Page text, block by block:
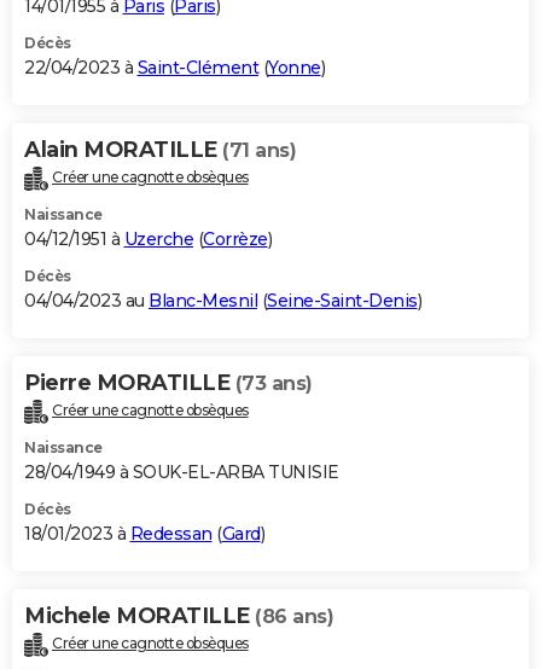
14/01/1955 à Paris (Paris)
Décès
22/04/2023 à Saint-Clément(Yonne)
Alain MORATILLE (71 ans)
Créer une cagnotte obsèques
Naissance
04/12/1951 à Uzerche (Corrèze)
Décès
04/04/2023 au Blanc-Mesnil (Seine-Saint-Denis)
Pierre MORATILLE (73 ans)
Créer une cagnotte obsèques
Naissance
28/04/1949 à SOUK-EL-ARBA TUNISIE
Décès
18/01/2023 à Redessan (Gard)
Michele MORATILLE (86 ans)
Créer une cagnotte obsèques